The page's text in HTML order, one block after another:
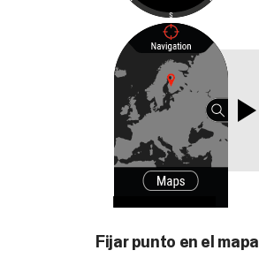
Fijar punto en el mapa